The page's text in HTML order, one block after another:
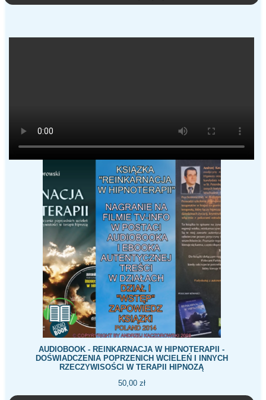
AUDIOBOOK - REINKARNACJA W HIPNOTERAPII -
DOŚWIADCZENIA POPRZENICH WCIELEŃ I INNYCH
RZECZYWISOŚCI W TERAPII HIPNOZĄ
50,00 zł